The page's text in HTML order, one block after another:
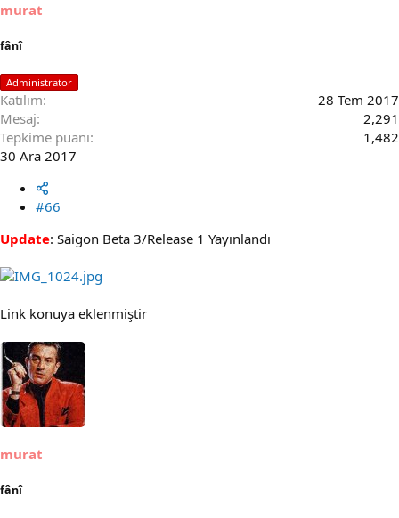
:
murat
fânî
Administrator
Katılım
28 Tem 2017
Mesaj
2,291
Tepkime puanı
1,482
30 Ara 2017
#66
Update: Saigon Beta 3/Release 1 Yayınlandı
Link konuya eklenmiştir
murat
fânî